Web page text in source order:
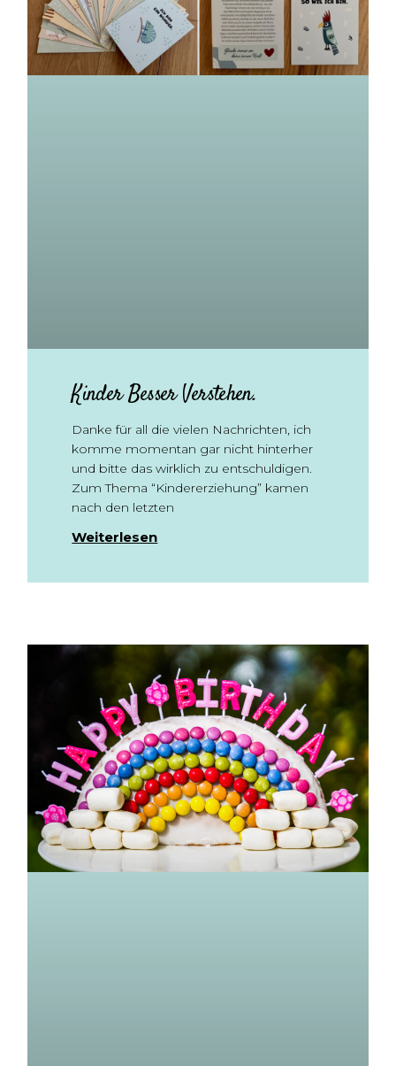
Kinder Besser Verstehen.
Danke für all die vielen Nachrichten, ich
komme momentan gar nicht hinterher
und bitte das wirklich zu entschuldigen.
Zum Thema “Kindererziehung” kamen
nach den letzten
Weiterlesen